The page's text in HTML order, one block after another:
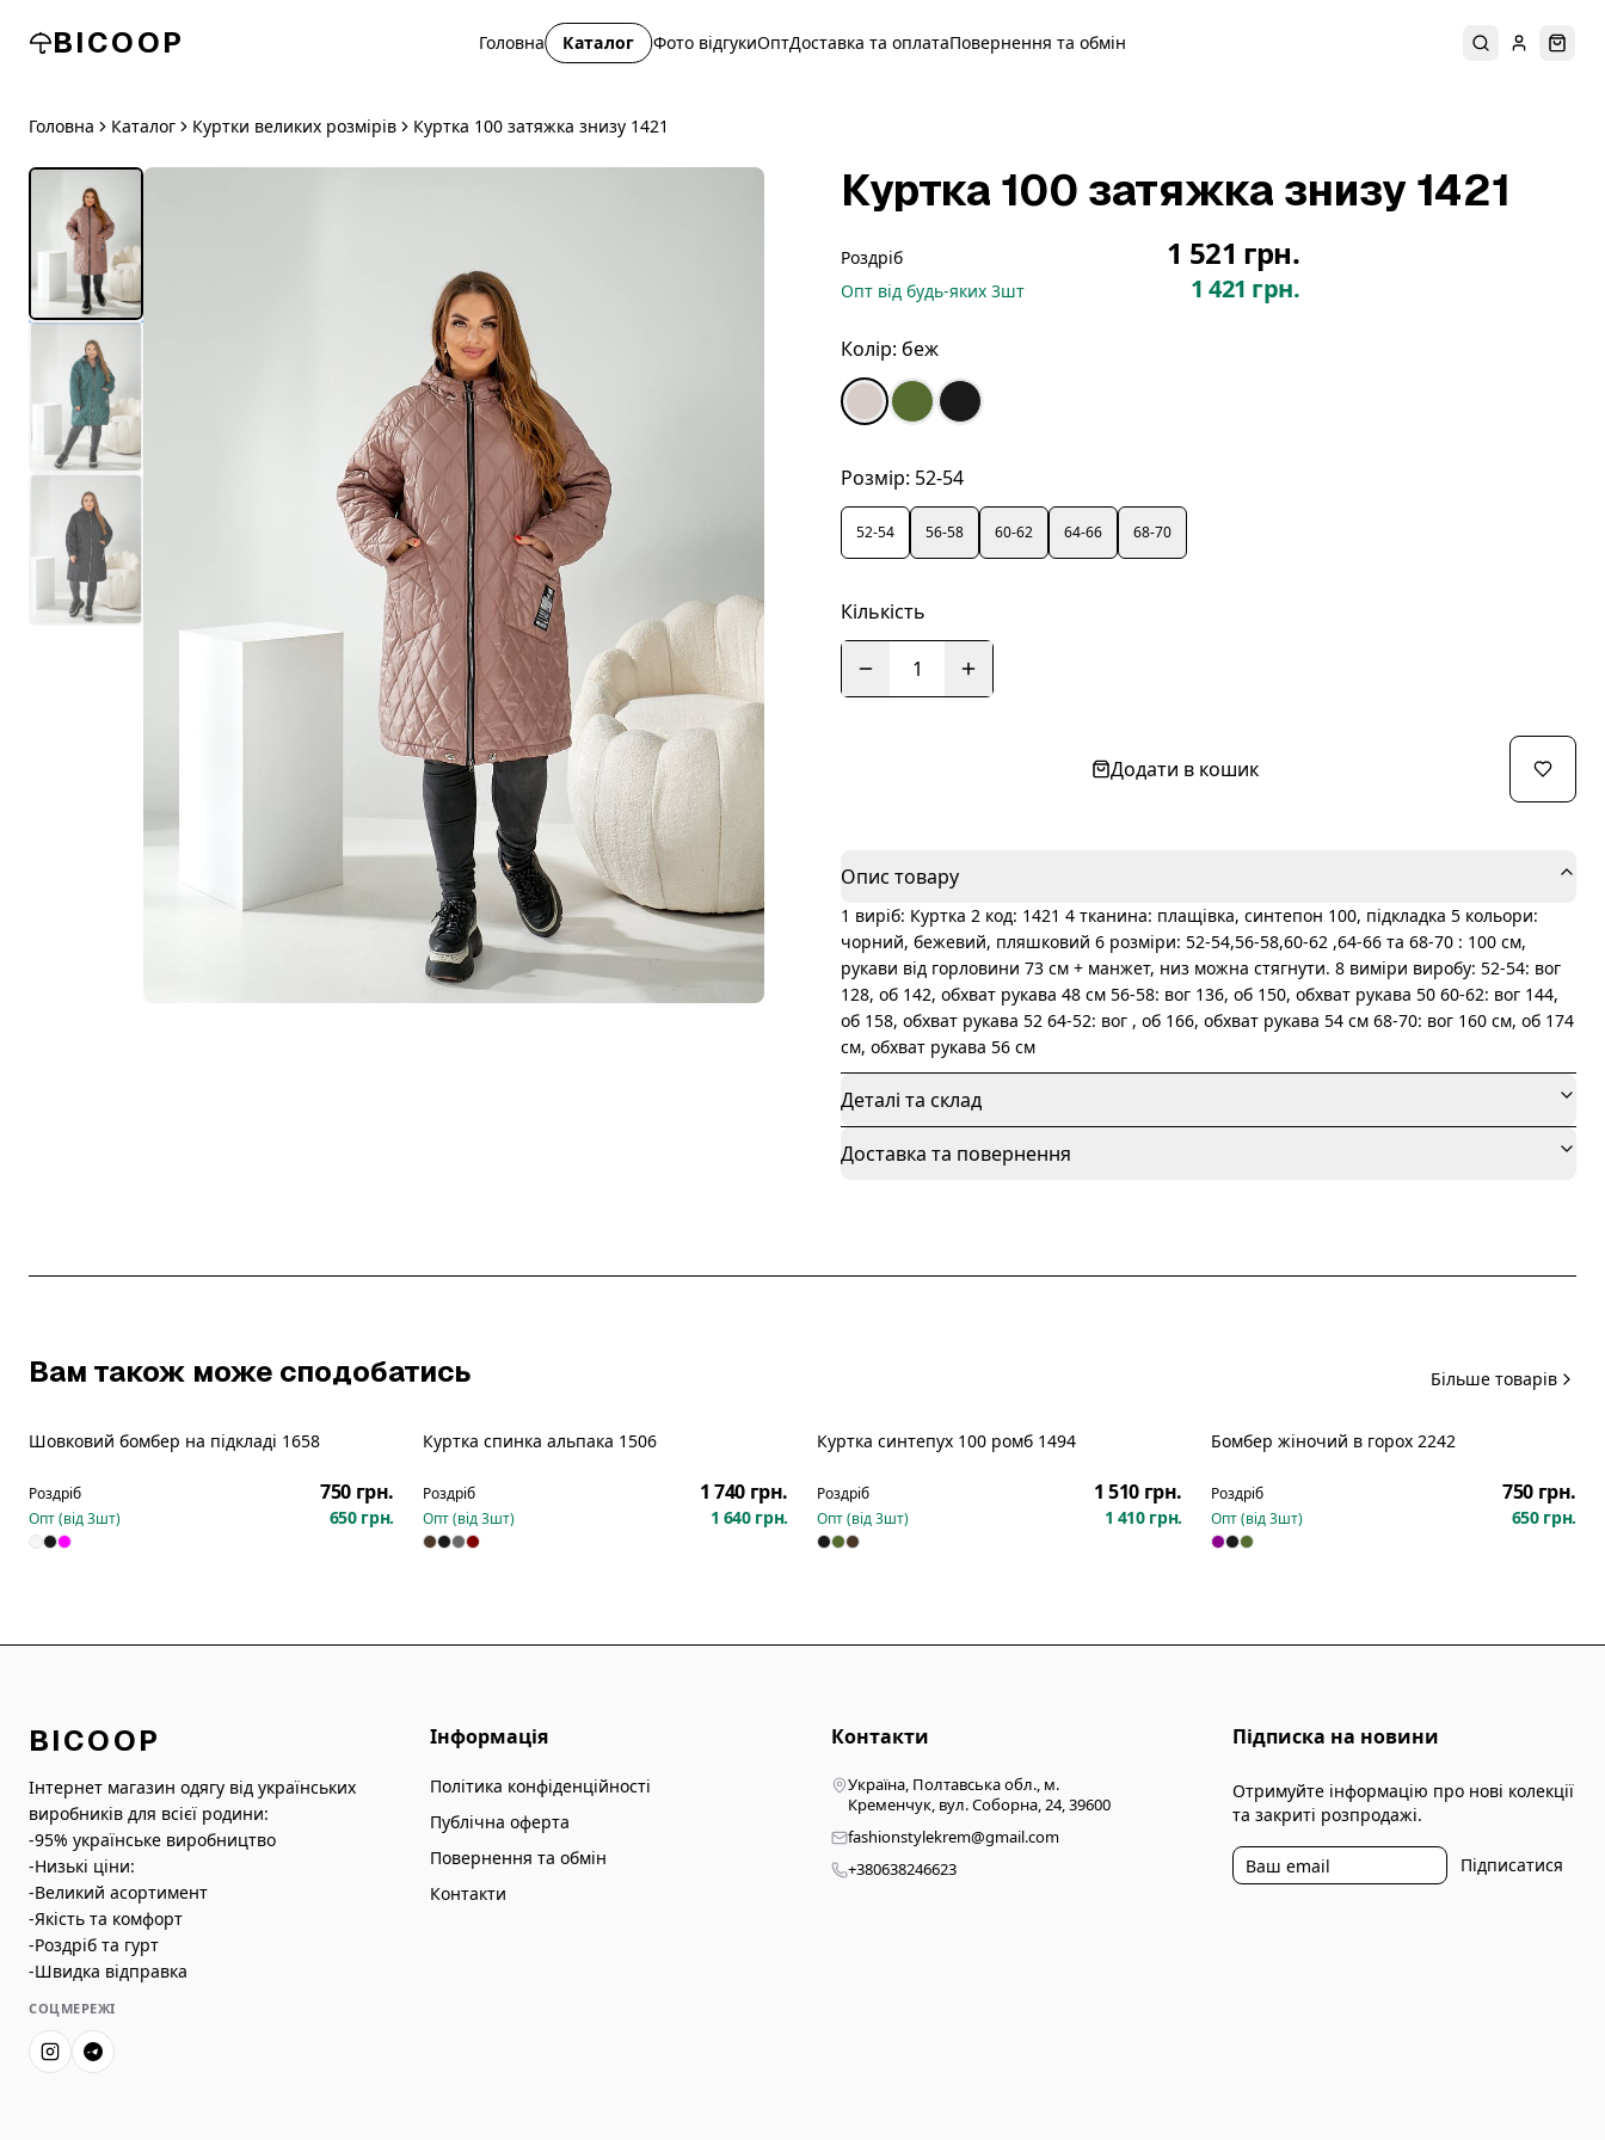
BICOOP Головна Каталог Фото відгукиОптДоставка та оплатаПовернення та обмін ПошукУвійти
Головна Каталог Куртки великих розмірів Куртка 100 затяжка знизу 1421
Куртка 100 затяжка знизу 1421
Роздріб 1 521 грн.
Опт від будь-яких 3шт 1 421 грн.
Колір: беж
Розмір: 52-54
52-54 56-58 60-62 64-66 68-70
Кількість
1
Додати в кошик
Опис товару
1 виріб: Куртка 2 код: 1421 4 тканина: плащівка, синтепон 100, підкладка 5 кольори:
чорний, бежевий, пляшковий 6 розміри: 52-54,56-58,60-62 ,64-66 та 68-70 : 100 см,
рукави від горловини 73 см + манжет, низ можна стягнути. 8 виміри виробу: 52-54: вог
128, об 142, обхват рукава 48 см 56-58: вог 136, об 150, обхват рукава 50 60-62: вог 144,
об 158, обхват рукава 52 64-52: вог , об 166, обхват рукава 54 см 68-70: вог 160 см, об 174
см, обхват рукава 56 см
Деталі та склад
Доставка та повернення
Вам також може сподобатись Більше товарів
Шовковий бомбер на підкладі 1658
Роздріб 750 грн.
Опт (від3шт) 650 грн.
Куртка спинка альпака 1506
Роздріб 1 740 грн.
Опт (від3шт) 1 640 грн.
Куртка синтепух 100 ромб 1494
Роздріб 1 510 грн.
Опт (від3шт) 1 410 грн.
Новинка
Бомбер жіночий в горох 2242
Роздріб 750 грн.
Опт (від3шт) 650 грн.
BICOOP
Інтернет магазин одягу від українських
виробників для всієї родини:
-95% українське виробництво
-Низькі ціни:
-Великий асортимент
-Якість та комфорт
-Роздріб та гурт
-Швидка відправка
СОЦМЕРЕЖІ
Інформація
Політика конфіденційності
Публічна оферта
Повернення та обмін
Контакти
Контакти
Україна, Полтавська обл., м.
Кременчук, вул. Соборна, 24, 39600
fashionstylekrem@gmail.com
+380638246623
Підписка на новини
Отримуйте інформацію про нові колекції
та закриті розпродажі.
Підписатися